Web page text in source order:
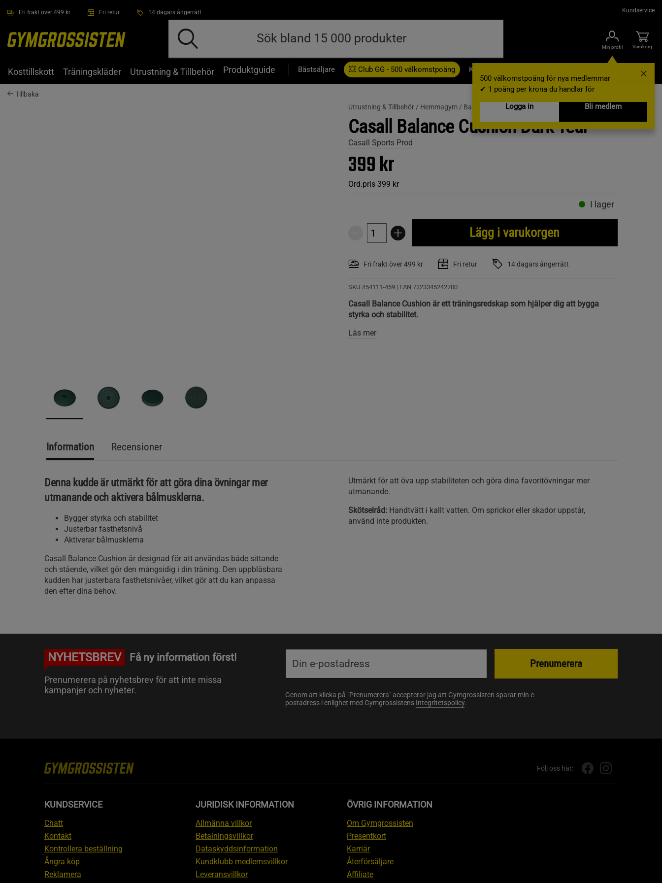
Fri frakt över 499 kr Fri retur 14 dagars ångerrätt Kundservice
Min profil
500 välkomstpoäng för nya medlemmar
✔ 1 poäng per krona du handlar för
Logga in
Bli medlem
Varukorg
Kosttillskott Träningskläder Utrustning & Tillbehör Produktguide Bästsäljare 💥 Club GG - 500 välkomstpoäng Kampanjer
Tillbaka
Utrustning & Tillbehör / Hemmagym / Balans & bålstyrka
Casall Balance Cushion Dark Teal
Casall Sports Prod
399 kr
Ord.pris 399 kr
I lager
Lägg i varukorgen
Fri frakt över 499 kr Fri retur 14 dagars ångerrätt
SKU #54111-459 | EAN 7323345242700
Casall Balance Cushion är ett träningsredskap som hjälper dig att bygga
styrka och stabilitet.
Läs mer
Information Recensioner
Denna kudde är utmärkt för att göra dina övningar mer
utmanande och aktivera bålmusklerna.
Bygger styrka och stabilitet
Justerbar fasthetsnivå
Aktiverar bålmusklerna
Casall Balance Cushion är designad för att användas både sittande
och stående, vilket gör den mångsidig i din träning. Den uppblåsbara
kudden har justerbara fasthetsnivåer, vilket gör att du kan anpassa
den efter dina behov.
Utmärkt för att öva upp stabiliteten och göra dina favoritövningar mer
utmanande.
Skötselråd:Handtvätt i kallt vatten. Om sprickor eller skador uppstår,
använd inte produkten.
NYHETSBREV Få ny information först!
Prenumerera på nyhetsbrev för att inte missa
kampanjer och nyheter.
Genom att klicka på "Prenumerera" accepterar jag att Gymgrossisten sparar min e-
postadress i enlighet med Gymgrossistens Integritetspolicy.
Prenumerera
Följ oss här:
KUNDSERVICE
Chatt
Kontakt
Kontrollera beställning
Ångra köp
Reklamera
JURIDISK INFORMATION
Allmänna villkor
Betalningsvillkor
Dataskyddsinformation
Kundklubb medlemsvillkor
Leveransvillkor
ÖVRIG INFORMATION
Om Gymgrossisten
Presentkort
Karriär
Återförsäljare
Affiliate